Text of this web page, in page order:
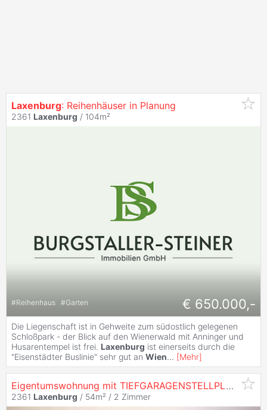
Laxenburg: Reihenhäuser in Planung
2361 Laxenburg / 104m²
#Reihenhaus #Garten € 650.000,-
Die Liegenschaft ist in Gehweite zum südostlich gelegenen
Schloßpark - der Blick auf den Wienerwald mit Anninger und
Husarentempel ist frei. Laxenburg ist einerseits durch die
"Eisenstädter Buslinie" sehr gut an Wien... [Mehr]
Eigentumswohnung mit TIEFGARAGENSTELLPLATZ inmitten von
2361 Laxenburg / 54m² / 2 Zimmer